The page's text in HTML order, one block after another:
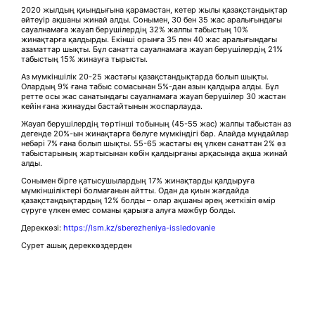
2020 жылдың қиындығына қарамастан, кетер жылы қазақстандықтар
әйтеуір ақшаны жинай алды. Сонымен, 30 бен 35 жас аралығындағы
сауалнамаға жауап берушілердің 32% жалпы табыстың 10%
жинақтарға қалдырды. Екінші орынға 35 пен 40 жас аралығындағы
азаматтар шықты. Бұл санатта сауалнамаға жауап берушілердің 21%
табыстың 15% жинауға тырысты.
Аз мүмкіншілік 20-25 жастағы қазақстандықтарда болып шықты.
Олардың 9% ғана табыс сомасынан 5%-дан азын қалдыра алды. Бұл
ретте осы жас санатындағы сауалнамаға жауап берушілер 30 жастан
кейін ғана жинауды бастайтынын жоспарлауда.
Жауап берушілердің төртінші тобының (45-55 жас) жалпы табыстан аз
дегенде 20%-ын жинақтарға бөлуге мүмкіндігі бар. Алайда мұндайлар
небәрі 7% ғана болып шықты. 55-65 жастағы ең үлкен санаттан 2% өз
табыстарының жартысынан көбін қалдырғаны арқасында ақша жинай
алды.
Сонымен бірге қатысушылардың 17% жинақтарды қалдыруға
мүмкіншіліктері болмағанын айтты. Одан да қиын жағдайда
қазақстандықтардың 12% болды – олар ақшаны әрең жеткізіп өмір
сүруге үлкен емес соманы қарызға алуға мәжбүр болды.
Дереккөзі: https://lsm.kz/sberezheniya-issledovanie
Сурет ашық дереккөздерден